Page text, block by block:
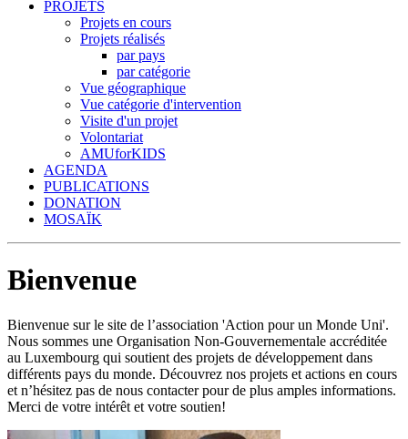
PROJETS
Projets en cours
Projets réalisés
par pays
par catégorie
Vue géographique
Vue catégorie d'intervention
Visite d'un projet
Volontariat
AMUforKIDS
AGENDA
PUBLICATIONS
DONATION
MOSAÏK
Bienvenue
Bienvenue sur le site de l’association 'Action pour un Monde Uni'.
Nous sommes une Organisation Non-Gouvernementale accréditée
au Luxembourg qui soutient des projets de développement dans
différents pays du monde. Découvrez nos projets et actions en cours
et n’hésitez pas de nous contacter pour de plus amples informations.
Merci de votre intérêt et votre soutien!